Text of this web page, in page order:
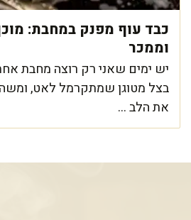
וממכר
יש ימים שאני רק רוצה מחבת
בצל מטוגן שמתקרמל לאט,
את הלב ...